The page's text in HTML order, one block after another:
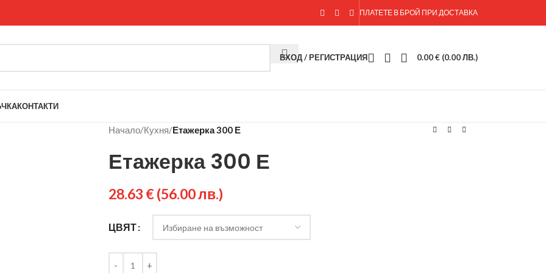
ПЛАТЕТЕ В БРОЙ ПРИ ДОСТАВКА
ВХОД / РЕГИСТРАЦИЯ 0.00€ (0.00 ЛВ.)
КОНТАКТИ
Начало/Кухня/Етажерка 300 Е
Етажерка 300 Е
28.63 €(56.00 лв.)
ЦВЯТ